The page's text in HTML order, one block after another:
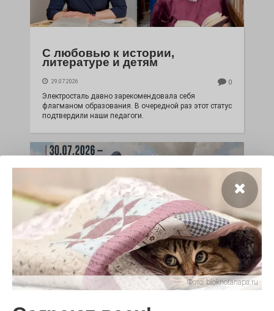
С любовью к истории,
литературе и детям
29.07.2026 0
Электросталь давно зарекомендовала себя
флагманом образования. В очередной раз этот статус
подтвердили наши педагоги.
Чувство Родины — одно на
всех Фото:bloknotanapa.ru